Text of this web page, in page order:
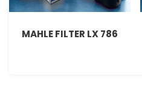
MAHLE FILTER LX 786